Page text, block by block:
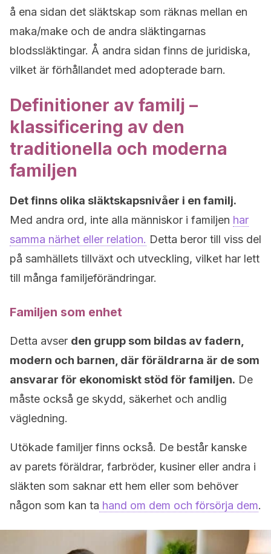
å ena sidan det släktskap som räknas mellan en
maka/make och de andra släktingarnas
blodssläktingar. Å andra sidan finns de juridiska,
vilket är förhållandet med adopterade barn.
Definitioner av familj –
klassificering av den
traditionella och moderna
familjen
Det finns olika släktskapsnivåer i en familj.
Med andra ord, inte alla människor i familjen har
samma närhet eller relation. Detta beror till viss del
på samhällets tillväxt och utveckling, vilket har lett
till många familjeförändringar.
Familjen som enhet
Detta avser den grupp som bildas av fadern,
modern och barnen, där föräldrarna är de som
ansvarar för ekonomiskt stöd för familjen. De
måste också ge skydd, säkerhet och andlig
vägledning.
Utökade familjer finns också. De består kanske
av parets föräldrar, farbröder, kusiner eller andra i
släkten som saknar ett hem eller som behöver
någon som kan ta hand om dem och försörja dem.